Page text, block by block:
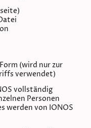
(wird nur zur
verwendet)
vollständig
Personen
werden von IONOS